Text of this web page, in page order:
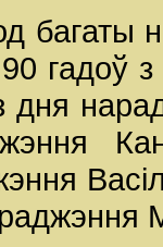
багаты
гадоў
дня